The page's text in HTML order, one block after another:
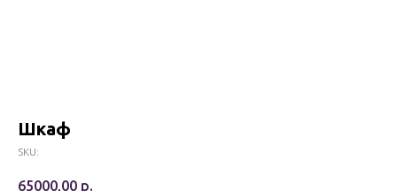
Шкаф
SKU:
65000,00 р.